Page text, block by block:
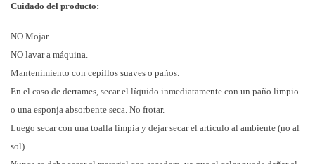
Cuidado del producto:
NO Mojar.
NO lavar a máquina.
Mantenimiento con cepillos suaves o paños.
En el caso de derrames, secar el líquido inmediatamente con un paño limpio
o una esponja absorbente seca. No frotar.
Luego secar con una toalla limpia y dejar secar el artículo al ambiente (no al
sol).